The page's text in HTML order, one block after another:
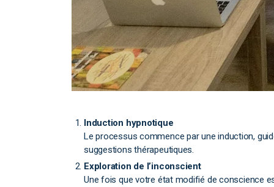
Induction hypnotique
Le processus commence par une induction,
suggestions thérapeutiques.
Exploration de l’inconscient
Une fois que votre état modifié de conscience